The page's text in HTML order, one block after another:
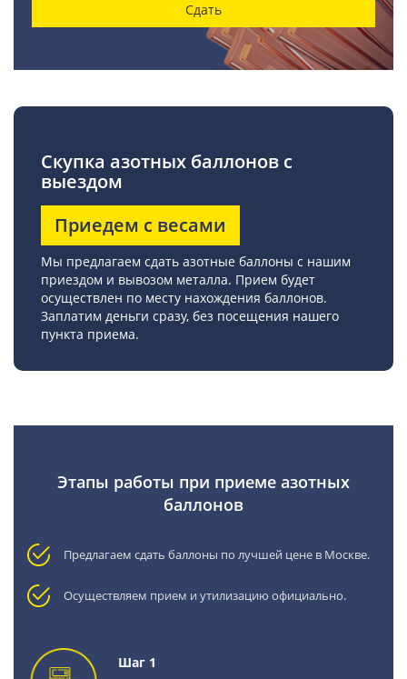
Сдать
Скупка азотных баллонов с
выездом
Приедем с весами
Мы предлагаем сдать азотные баллоны с нашим
приездом и вывозом металла. Прием будет
осуществлен по месту нахождения баллонов.
Заплатим деньги сразу, без посещения нашего
пункта приема.
Этапы работы при приеме азотных
баллонов
Предлагаем сдать баллоны по лучшей цене в Москве.
Осуществляем прием и утилизацию официально.
Шаг 1